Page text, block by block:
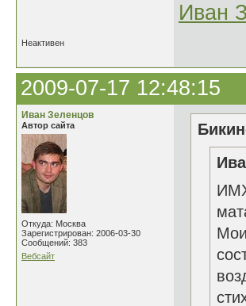
Иван
Неактивен
2009-07-17 12:48:15
Иван Зеленцов
Автор сайта
Откуда: Москва
Зарегистрирован: 2006-03-30
Сообщений: 383
Вебсайт